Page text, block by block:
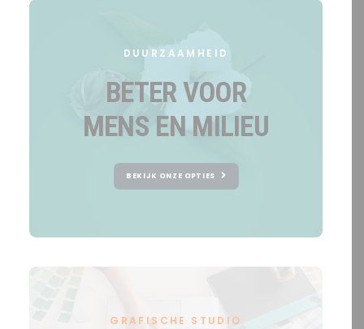
DUURZAAMHEID
BETER VOOR
MENS EN MILIEU
BEKIJK ONZE OPTIES
GRAFISCHE STUDIO